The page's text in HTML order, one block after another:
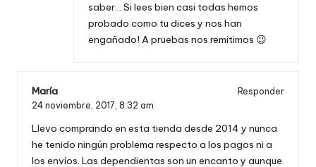
saber… Si lees bien casi todas hemos
probado como tu dices y nos han
engañado! A pruebas nos remitimos 😉
María
Responder
24 noviembre, 2017, 8:32 am
Llevo comprando en esta tienda desde 2014 y nunca
he tenido ningún problema respecto a los pagos ni a
los envíos. Las dependientas son un encanto y aunque